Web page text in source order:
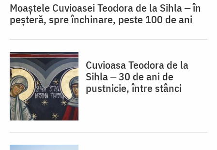
Moaștele Cuvioasei Teodora de la Sihla ‒ în
peșteră, spre închinare, peste 100 de ani
Cuvioasa Teodora de la
Sihla ‒ 30 de ani de
pustnicie, între stânci